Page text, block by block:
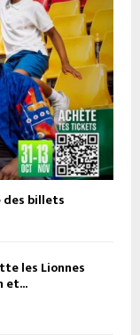
des billets
les Lionnes
et...